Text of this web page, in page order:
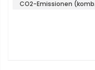
CO2-Emissionen